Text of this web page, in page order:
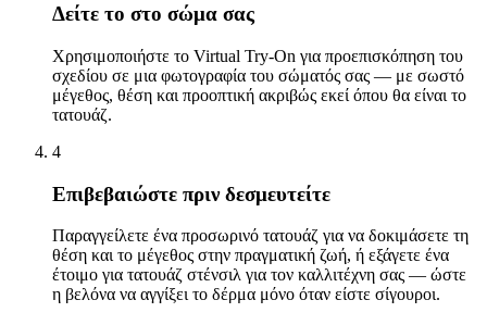
Δείτε το στο σώμα σας
Χρησιμοποιήστε το Virtual Try-On για προεπισκόπηση του
σχεδίου σε μια φωτογραφία του σώματός σας — με σωστό
μέγεθος, θέση και προοπτική ακριβώς εκεί όπου θα είναι το
τατουάζ.
4
Επιβεβαιώστε πριν δεσμευτείτε
Παραγγείλετε ένα προσωρινό τατουάζ για να δοκιμάσετε τη
θέση και το μέγεθος στην πραγματική ζωή, ή εξάγετε ένα
έτοιμο για τατουάζ στένσιλ για τον καλλιτέχνη σας — ώστε
η βελόνα να αγγίξει το δέρμα μόνο όταν είστε σίγουροι.